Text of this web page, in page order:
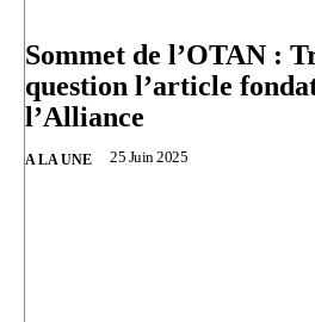
Sommet de l’OTAN :
question l’article
l’Alliance
A LA UNE 25 Juin 2025